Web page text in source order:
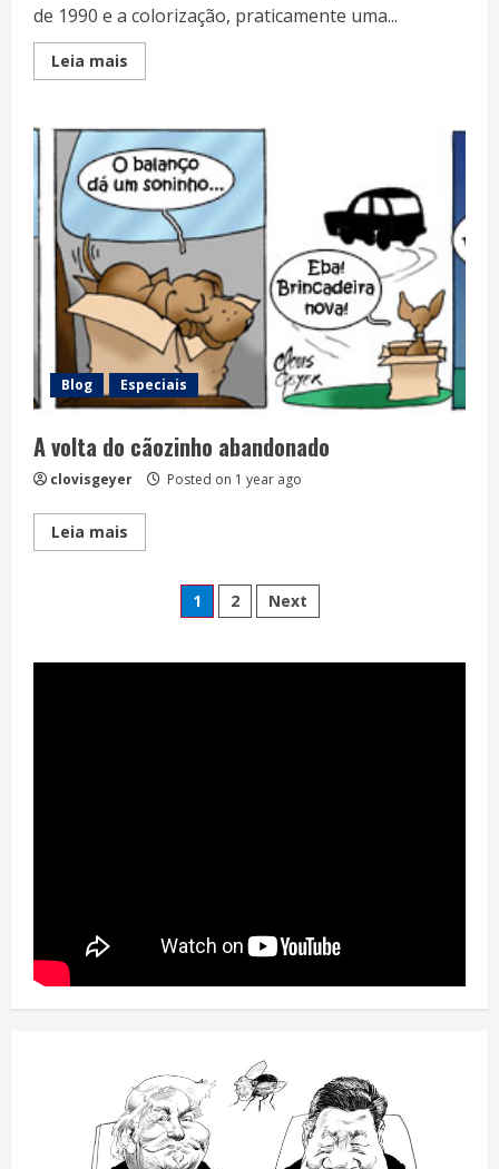
de 1990 e a colorização, praticamente uma...
Leia mais
more
Blog Especiais
A volta do cãozinho abandonado
clovisgeyer Posted on 1 year ago
Leia mais
more
cãozinhoPosts
pagination
1 2 Next